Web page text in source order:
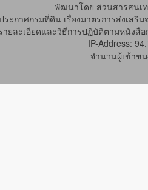
พัฒนาโดย ส่วนสารสนเ
ระกาศกรมที่ดิน เรื่องมาตรการส่งเสริ
ายละเอียดและวิธีการปฏิบัติตามหนังสื
IP-Address:
จำนวนผู้เข้าช